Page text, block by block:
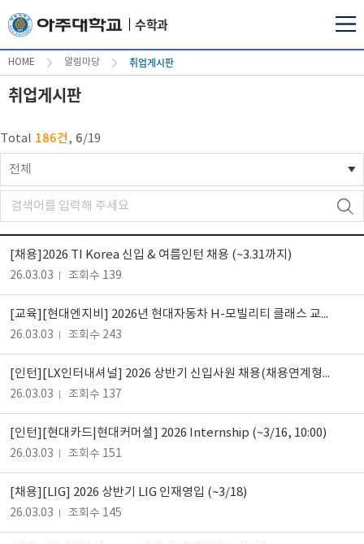
수학과
HOME 알림마당 취업게시판
취업게시판
Total 186건, 6/19
전체
[채용]2026 TI Korea 신입 & 여름인턴 채용 (~3.31까지)
26.03.03 조회수 139
[교육][현대엔지비] 2026년 현대자동차 H-모빌리티 클래스 교육생 모집 (3/3 (화) ~ 3/22 (일) 23시 59분)
26.03.03 조회수 243
[인턴][LX인터내셔널] 2026 상반기 신입사원 채용(채용연계형 인턴십) (~3.22까지)
26.03.03 조회수 137
[인턴][현대카드|현대커머셜] 2026 Internship (~3/16, 10:00)
26.03.03 조회수 151
[채용][LIG] 2026 상반기 LIG 인재영입 (~3/18)
26.03.03 조회수 145